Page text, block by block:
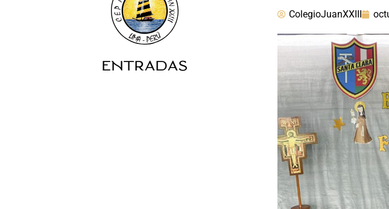
ENTRADAS
ColegioJuanXXIII